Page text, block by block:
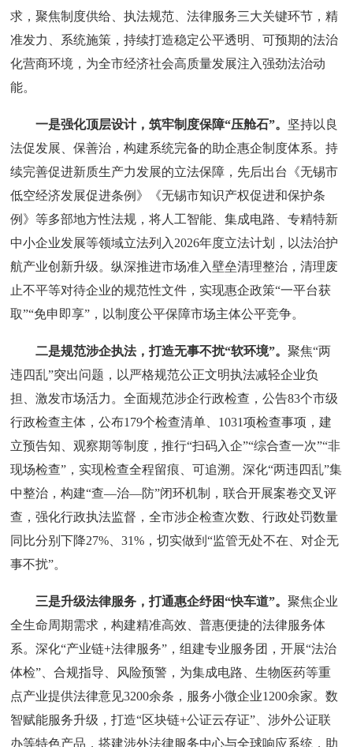
求，聚焦制度供给、执法规范、法律服务三大关键环节，精
准发力、系统施策，持续打造稳定公平透明、可预期的法治
化营商环境，为全市经济社会高质量发展注入强劲法治动
能。
一是强化顶层设计，筑牢制度保障“压舱石”。 坚持以良
法促发展、保善治，构建系统完备的助企惠企制度体系。持
续完善促进新质生产力发展的立法保障，先后出台《无锡市
低空经济发展促进条例》《无锡市知识产权促进和保护条
例》等多部地方性法规，将人工智能、集成电路、专精特新
中小企业发展等领域立法列入2026年度立法计划，以法治护
航产业创新升级。纵深推进市场准入壁垒清理整治，清理废
止不平等对待企业的规范性文件，实现惠企政策“一平台获
取”“免申即享”，以制度公平保障市场主体公平竞争。
二是规范涉企执法，打造无事不扰“软环境”。 聚焦“两
违四乱”突出问题，以严格规范公正文明执法减轻企业负
担、激发市场活力。全面规范涉企行政检查，公告83个市级
行政检查主体，公布179个检查清单、1031项检查事项，建
立预告知、观察期等制度，推行“扫码入企”“综合查一次”“非
现场检查”，实现检查全程留痕、可追溯。深化“两违四乱”集
中整治，构建“查—治—防”闭环机制，联合开展案卷交叉评
查，强化行政执法监督，全市涉企检查次数、行政处罚数量
同比分别下降27%、31%，切实做到“监管无处不在、对企无
事不扰”。
三是升级法律服务，打通惠企纾困“快车道”。 聚焦企业
全生命周期需求，构建精准高效、普惠便捷的法律服务体
系。深化“产业链+法律服务”，组建专业服务团，开展“法治
体检”、合规指导、风险预警，为集成电路、生物医药等重
点产业提供法律意见3200余条，服务小微企业1200余家。数
智赋能服务升级，打造“区块链+公证云存证”、涉外公证联
办等特色产品，搭建涉外法律服务中心与全球响应系统，助